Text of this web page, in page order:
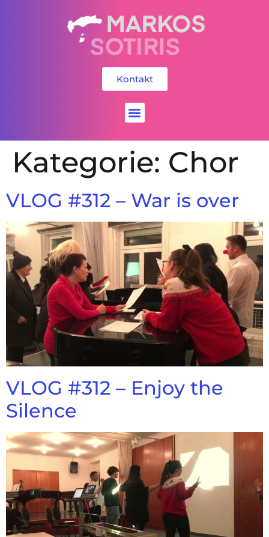
Kontakt
Kategorie: Chor
VLOG #312 – War is over
VLOG #312 – Enjoy the
Silence